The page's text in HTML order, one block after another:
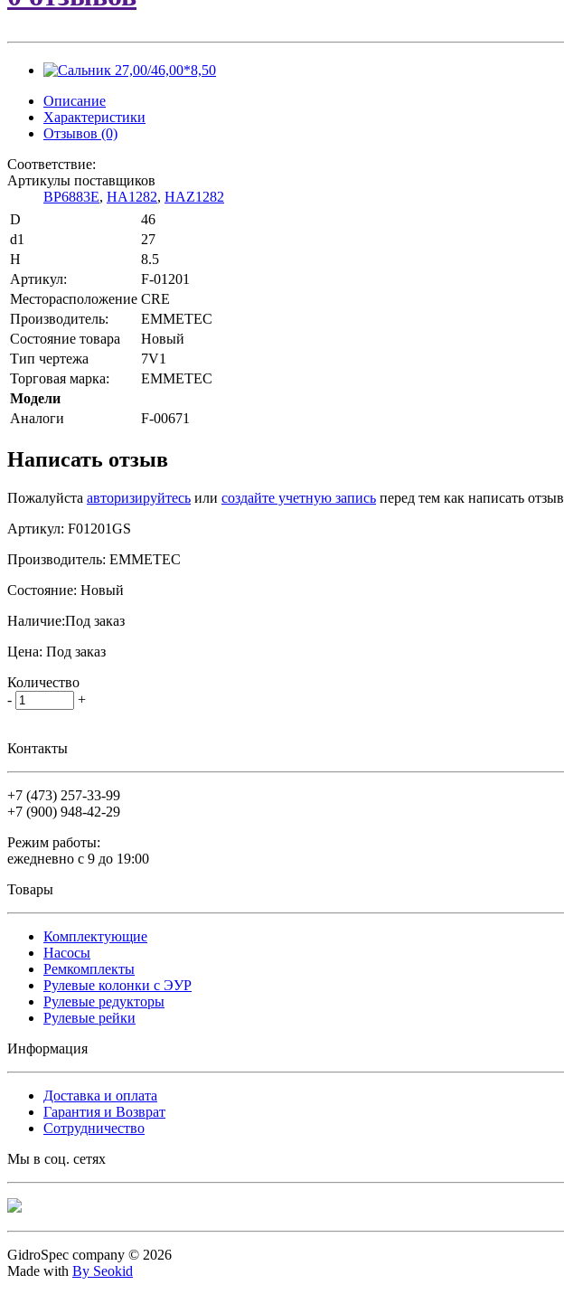
Описание
Характеристики
Отзывов (0)
Соответствие:
Артикулы поставщиков
BP6883E, HA1282, HAZ1282
D
46
d1
27
H
8.5
Артикул:
F-01201
Месторасположение CRE
Производитель:
EMMETEC
Состояние товара
Новый
Тип чертежа
7V1
Торговая марка:
EMMETEC
Модели
Аналоги
F-00671
Написать отзыв
Пожалуйста авторизируйтесь или создайте учетную запись перед тем как написать отзыв
Артикул: F01201GS
Производитель: EMMETEC
Состояние: Новый
Наличие:Под заказ
Цена: Под заказ
Количество
-
+
Контакты
+7 (473) 257-33-99
+7 (900) 948-42-29
Режим работы:
ежедневно с 9 до 19:00
Товары
Комплектующие
Насосы
Ремкомплекты
Рулевые колонки с ЭУР
Рулевые редукторы
Рулевые рейки
Информация
Доставка и оплата
Гарантия и Возврат
Сотрудничество
Мы в соц. сетях
GidroSpec company © 2026
Made with By Seokid